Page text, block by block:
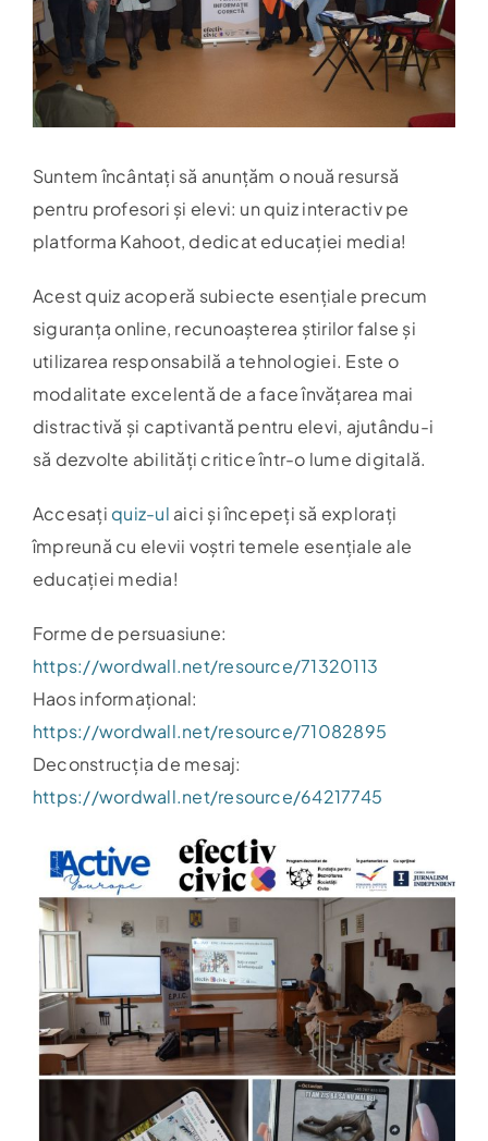
Contact
Suntem încântați să anunțăm o nouă resursă
pentru profesori și elevi: un quiz interactiv pe
platforma Kahoot, dedicat educației media!
Acest quiz acoperă subiecte esențiale precum
siguranța online, recunoașterea știrilor false și
utilizarea responsabilă a tehnologiei. Este o
modalitate excelentă de a face învățarea mai
distractivă și captivantă pentru elevi, ajutându-i
să dezvolte abilități critice într-o lume digitală.
Accesați quiz-ul aici și începeți să explorați
împreună cu elevii voștri temele esențiale ale
educației media!
Forme de persuasiune:
https://wordwall.net/resource/71320113
Haos informațional:
https://wordwall.net/resource/71082895
Deconstrucția de mesaj:
https://wordwall.net/resource/64217745